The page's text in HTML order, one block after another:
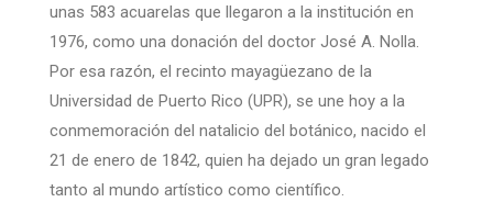
unas 583 acuarelas que llegaron a la institución en
1976, como una donación del doctor José A. Nolla.
Por esa razón, el recinto mayagüezano de la
Universidad de Puerto Rico (UPR), se une hoy a la
conmemoración del natalicio del botánico, nacido el
21 de enero de 1842, quien ha dejado un gran legado
tanto al mundo artístico como científico.